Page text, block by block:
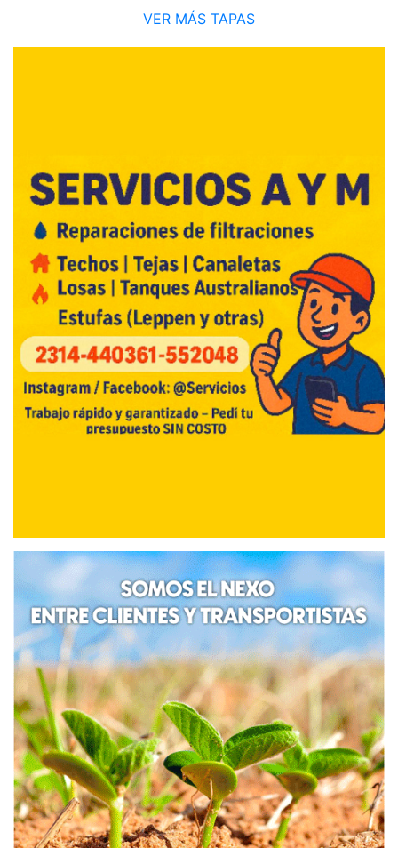
VER MÁS TAPAS